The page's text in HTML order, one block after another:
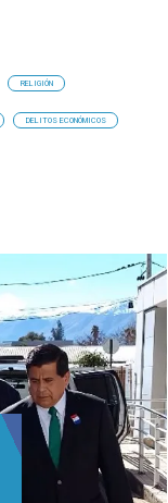
RELIGIÓN
DELITOS ECONÓMICOS